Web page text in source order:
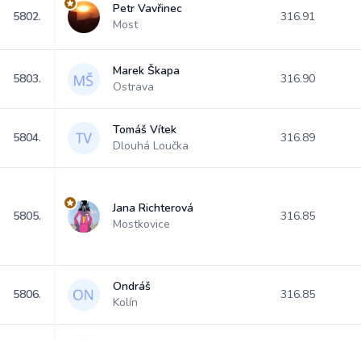
5802.
Petr Vavřinec
Most
316.91
5803.
Marek Škapa
Ostrava
316.90
5804.
Tomáš Vítek
Dlouhá Loučka
316.89
5805.
Jana Richterová
Mostkovice
316.85
5806.
Ondráš
Kolín
316.85